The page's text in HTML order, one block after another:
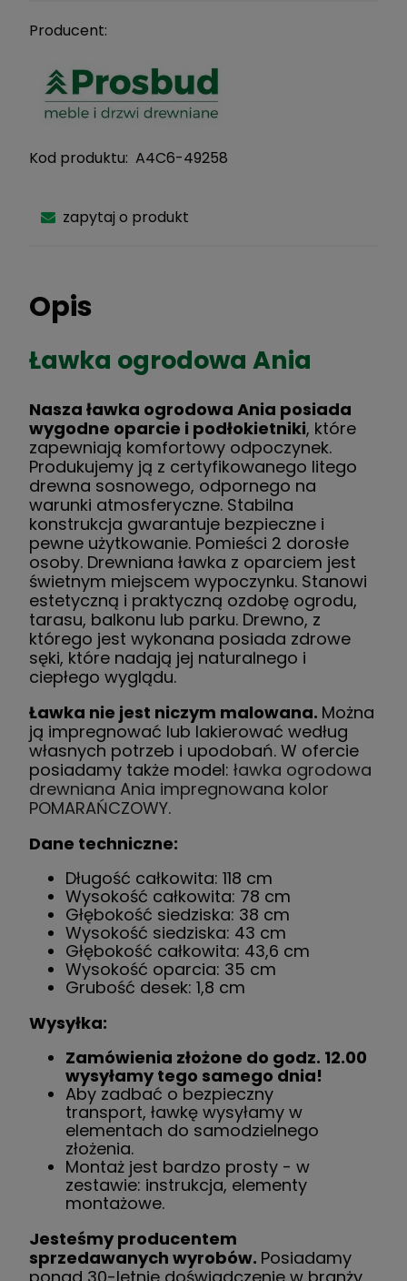
Producent:
Kod produktu: A4C6-49258
zapytaj o produkt
Opis
Ławka ogrodowa Ania
Nasza ławka ogrodowa Ania posiada
wygodne oparcie i podłokietniki, które
zapewniają komfortowy odpoczynek.
Produkujemy ją z certyfikowanego litego
drewna sosnowego, odpornego na
warunki atmosferyczne. Stabilna
konstrukcja gwarantuje bezpieczne i
pewne użytkowanie. Pomieści 2 dorosłe
osoby. Drewniana ławka z oparciem jest
świetnym miejscem wypoczynku. Stanowi
estetyczną i praktyczną ozdobę ogrodu,
tarasu, balkonu lub parku. Drewno, z
którego jest wykonana posiada zdrowe
sęki, które nadają jej naturalnego i
ciepłego wyglądu.
Ławka nie jest niczym malowana. Można
ją impregnować lub lakierować według
własnych potrzeb i upodobań. W ofercie
posiadamy także model: ławka ogrodowa
drewniana Ania impregnowana kolor
POMARAŃCZOWY.
Dane techniczne:
Długość całkowita: 118 cm
Wysokość całkowita: 78 cm
Głębokość siedziska: 38 cm
Wysokość siedziska: 43 cm
Głębokość całkowita: 43,6 cm
Wysokość oparcia: 35 cm
Grubość desek: 1,8 cm
Wysyłka:
Zamówienia złożone do godz. 12.00
wysyłamy tego samego dnia!
Aby zadbać o bezpieczny
transport, ławkę wysyłamy w
elementach do samodzielnego
złożenia.
Montaż jest bardzo prosty - w
zestawie: instrukcja, elementy
montażowe.
Jesteśmy producentem
sprzedawanych wyrobów. Posiadamy